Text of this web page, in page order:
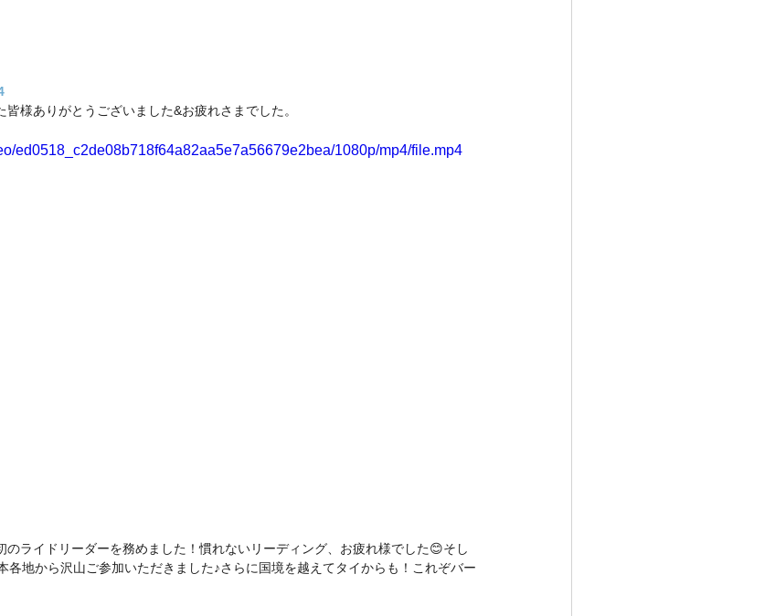
様ありがとうございました&お疲れさまでした。
ed0518_c2de08b718f64a82aa5e7a56679e2bea/1080p/mp4/file.mp4
のライドリーダーを務めました！慣れないリーディング、お疲れ様でした😊そし
各地から沢山ご参加いただきました♪さらに国境を越えてタイからも！これぞバー